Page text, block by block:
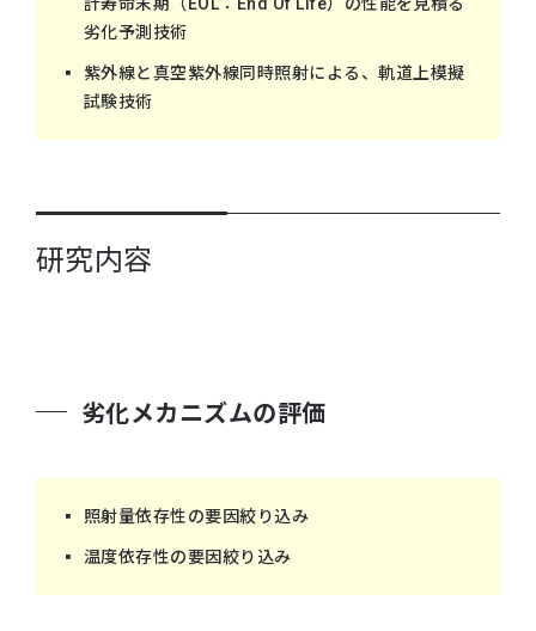
劣化予測技術
紫外線と真空紫外線同時照射による、軌道上模擬
試験技術
研究内容
劣化メカニズムの評価
照射量依存性の要因絞り込み
温度依存性の要因絞り込み